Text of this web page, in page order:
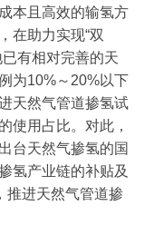
本且高效的输氢方
在助力实现“双
已有相对完善的天
为10%～20%以下
天然气管道掺氢试
使用占比。 对此，
台天然气掺氢的国
氢产业链的补贴及
推进天然气管道掺